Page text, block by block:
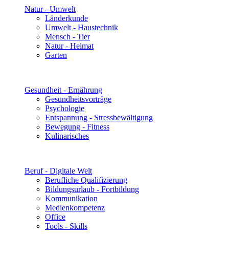
Natur - Umwelt
Länderkunde
Umwelt - Haustechnik
Mensch - Tier
Natur - Heimat
Garten
Gesundheit - Ernährung
Gesundheitsvorträge
Psychologie
Entspannung - Stressbewältigung
Bewegung - Fitness
Kulinarisches
Beruf - Digitale Welt
Berufliche Qualifizierung
Bildungsurlaub - Fortbildung
Kommunikation
Medienkompetenz
Office
Tools - Skills